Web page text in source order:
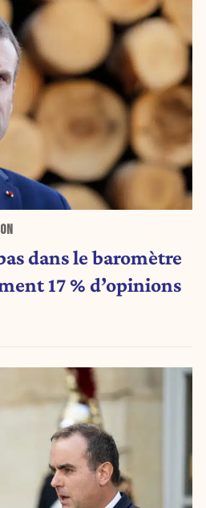
dans le baromètre
17 % d’opinions